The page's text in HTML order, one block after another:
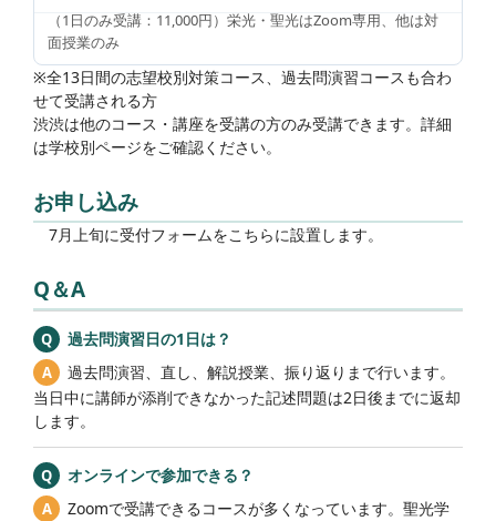
（1日のみ受講：11,000円）栄光・聖光はZoom専用、他は対
面授業のみ
※全13日間の志望校別対策コース、過去問演習コースも合わ
せて受講される方
渋渋は他のコース・講座を受講の方のみ受講できます。詳細
は学校別ページをご確認ください。
お申し込み
7月上旬に受付フォームをこちらに設置します。
Q＆A
過去問演習日の1日は？
過去問演習、直し、解説授業、振り返りまで行います。
当日中に講師が添削できなかった記述問題は2日後までに返却
します。
オンラインで参加できる？
Zoomで受講できるコースが多くなっています。聖光学